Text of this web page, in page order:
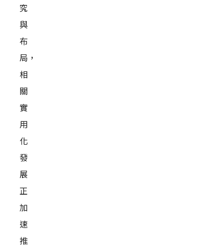
究
與
布
局，
相
關
實
用
化
發
展
正
加
速
推